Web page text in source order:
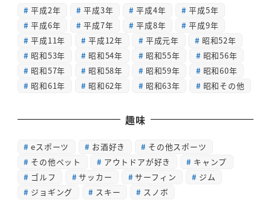
平成2年 平成3年 平成4年
平成5年
平成6年
平成7年 平成8年
平成9年
平成11年
平成12年 平成元年
昭和52年
昭和53年
昭和54年 昭和55年
昭和56年
昭和57年
昭和58年 昭和59年
昭和60年
昭和61年
昭和62年 昭和63年 昭和その他
趣味
eスポーツ お酒好き
その他スポーツ
その他ペット
アウトドアが好き
キャンプ
ゴルフ
サッカー サーフィン
ジム
ジョギング
スキー
スノボ